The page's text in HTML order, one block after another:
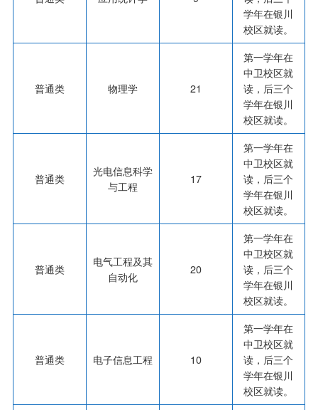
学年在银川
校区就读。
普通类 物理学 21
第一学年在
中卫校区就
读，后三个
学年在银川
校区就读。
普通类
光电信息科学
与工程
17
第一学年在
中卫校区就
读，后三个
学年在银川
校区就读。
普通类
电气工程及其
自动化
20
第一学年在
中卫校区就
读，后三个
学年在银川
校区就读。
普通类 电子信息工程 10
第一学年在
中卫校区就
读，后三个
学年在银川
校区就读。